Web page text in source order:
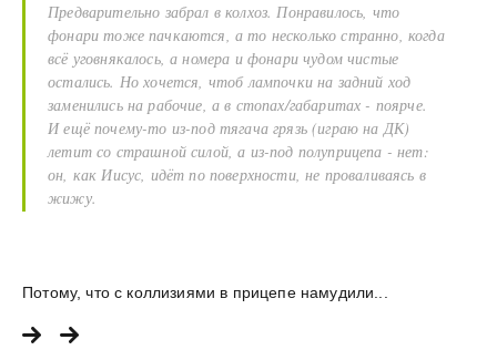
Предварительно забрал в колхоз. Понравилось, что
фонари тоже пачкаются, а то несколько странно, когда
всё уговнякалось, а номера и фонари чудом чистые
остались. Но хочется, чтоб лампочки на задний ход
заменились на рабочие, а в стопах/габаритах - поярче.
И ещё почему-то из-под тягача грязь (играю на ДК)
летит со страшной силой, а из-под полуприцепа - нет:
он, как Иисус, идёт по поверхности, не проваливаясь в
жижу.
Потому, что с коллизиями в прицепе намудили...